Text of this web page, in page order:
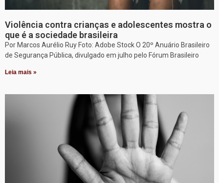
Violência contra crianças e adolescentes mostra o
que é a sociedade brasileira
Por Marcos Aurélio Ruy Foto: Adobe Stock O 20º Anuário Brasileiro
de Segurança Pública, divulgado em julho pelo Fórum Brasileiro
Leia mais »